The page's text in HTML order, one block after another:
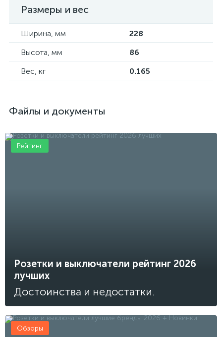
Размеры и вес
Ширина, мм
228
Высота, мм
86
Вес, кг
0.165
Файлы и документы
Розетки и выключатели рейтинг 2026
лучших
Достоинства и недостатки.
Рейтинг
Обзоры